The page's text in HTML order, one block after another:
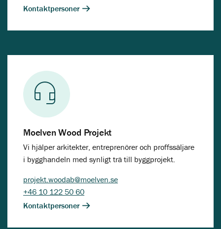
Kontaktpersoner
Moelven Wood Projekt
Vi hjälper arkitekter, entreprenörer och proffssäljare
i bygghandeln med synligt trä till byggprojekt.
projekt.woodab@moelven.se
+46 10 122 50 60
Kontaktpersoner